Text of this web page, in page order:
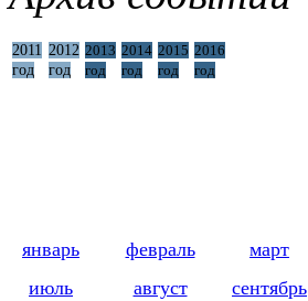
2011
год
2012
год
2013
год
2014
год
2015
год
2016
год
январь февраль март
июль
август сентябрь